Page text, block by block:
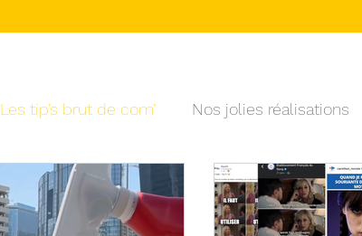
Les tip’s brut de com’ Nos jolies réalisations